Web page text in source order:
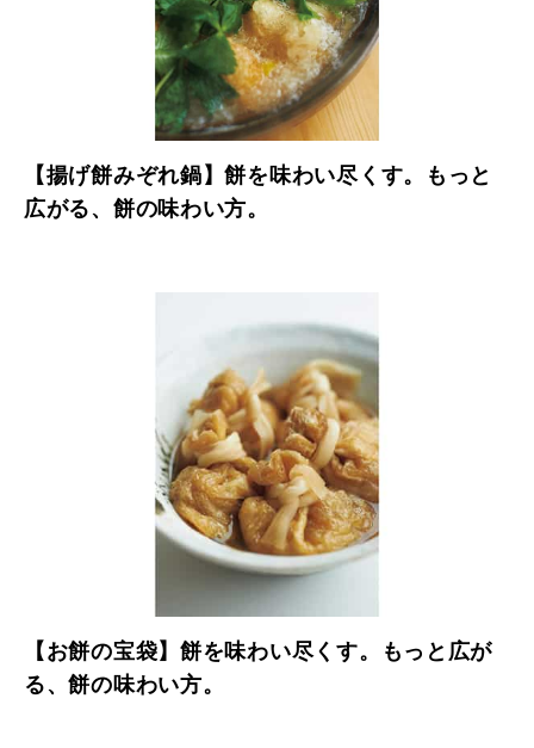
【揚げ餅みぞれ鍋】餅を味わい尽くす。もっと
広がる、餅の味わい方。
【お餅の宝袋】餅を味わい尽くす。もっと広が
る、餅の味わい方。